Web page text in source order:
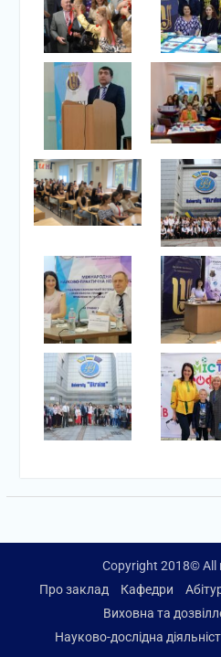
Copyright 2018© All
Про заклад
Кафедри
Виховна та
Науково-дослідна